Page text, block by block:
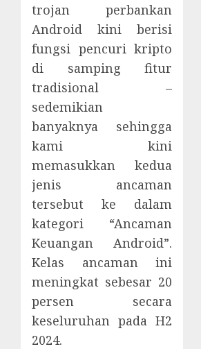
trojan perbankan
Android kini berisi
fungsi pencuri kripto
di samping fitur
tradisional –
sedemikian
banyaknya sehingga
kami kini
memasukkan kedua
jenis ancaman
tersebut ke dalam
kategori “Ancaman
Keuangan Android”.
Kelas ancaman ini
meningkat sebesar 20
persen secara
keseluruhan pada H2
2024.